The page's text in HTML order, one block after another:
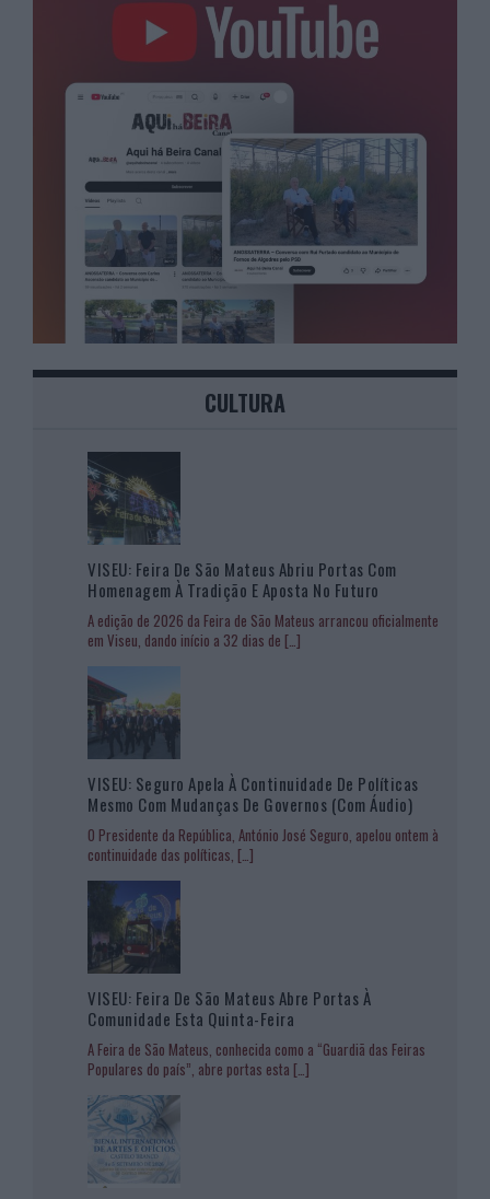
CULTURA
VISEU: Feira De São Mateus Abriu Portas Com
Homenagem À Tradição E Aposta No Futuro
A edição de 2026 da Feira de São Mateus arrancou oficialmente
em Viseu, dando início a 32 dias de […]
VISEU: Seguro Apela À Continuidade De Políticas
Mesmo Com Mudanças De Governos (com Áudio)
O Presidente da República, António José Seguro, apelou ontem à
continuidade das políticas, […]
VISEU: Feira De São Mateus Abre Portas À
Comunidade Esta Quinta-Feira
A Feira de São Mateus, conhecida como a “Guardiã das Feiras
Populares do país”, abre portas esta […]